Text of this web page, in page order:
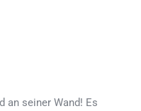
an seiner Wand! Es